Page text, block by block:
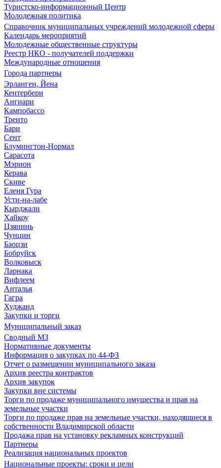
Туристско-информационный Центр
Молодежная политика
Справочник муниципальных учреждений молодежной сферы
Календарь мероприятий
Молодежные общественные структуры
Реестр НКО - получателей поддержки
Международные отношения
Города партнеры
Эрланген, Йена
Кентербери
Ангиари
Кампобассо
Тренто
Бари
Сент
Блумингтон-Нормал
Сарасота
Мэрион
Керава
Скиве
Еленя Гура
Усти-на-лабе
Кырджали
Хайкоу
Цзянинь
Чунцин
Баоцзи
Бобруйск
Волковыск
Ларнака
Вифлеем
Анталья
Гагра
Худжанд
Закупки и торги
Муниципальный заказ
Сводный МЗ
Нормативные документы
Информация о закупках по 44-ФЗ
Отчет о размещении муниципального заказа
Архив реестра контрактов
Архив закупок
Закупки вне системы
Торги по продаже муниципального имущества и прав на
земельные участки
Торги по продаже прав на земельные участки, находящиеся в
собственности Владимирской области
Продажа прав на установку рекламных конструкций
Партнеры
Реализация национальных проектов
Национальные проекты: сроки и цели